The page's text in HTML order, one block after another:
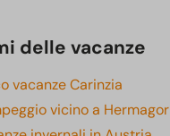
delle vacanze
vacanze Carinzia
vicino a Hermagor